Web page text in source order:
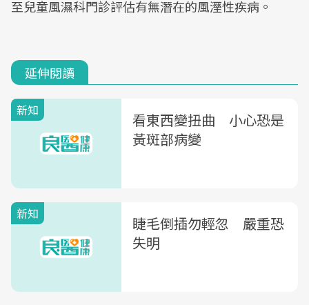
至兒童風濕科門診評估有無潛在的風溼性疾病。
延伸閱讀
新知
看東西變扭曲 小心恐是
黃斑部病變
新知
睫毛倒插勿輕忽 嚴重恐
失明